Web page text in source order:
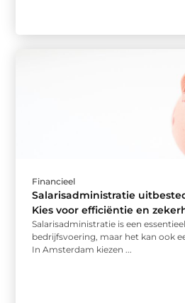
Financieel
Salarisadministratie
Kies voor efficiëntie en
Salarisadministratie is een
bedrijfsvoering, maar het kan ook
In Amsterdam kiezen ...